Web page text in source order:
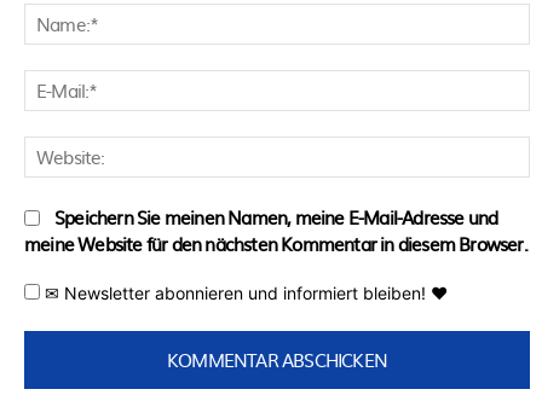
Speichern Sie meinen Namen, meine E-Mail-Adresse und
meine Website für den nächsten Kommentar in diesem Browser.
✉ Newsletter abonnieren und informiert bleiben! ♥